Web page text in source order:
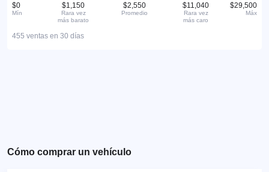
$0
Mín
$1,150
Rara vez
más barato
$2,550
Promedio
$11,040
Rara vez
más caro
$29,500
Máx
455 ventas en 30 días
Cómo comprar un vehículo